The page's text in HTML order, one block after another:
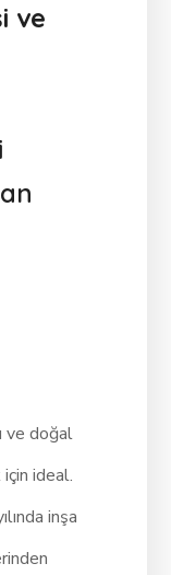
ve
ve doğal
ideal.
inşa